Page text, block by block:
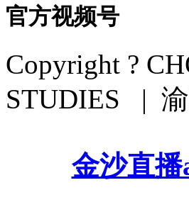
官方视频号
Copyright ?
STUDIES | 渝
金沙直